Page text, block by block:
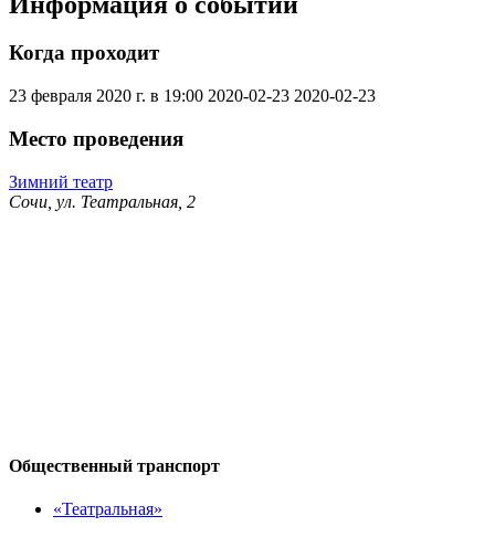
Когда проходит
23 февраля 2020 г. в 19:00 2020-02-23 2020-02-23
Место проведения
Зимний театр
Сочи, ул. Театральная, 2
Общественный транспорт
«Театральная»